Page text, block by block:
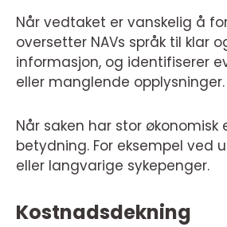
Når vedtaket er vanskelig å
oversetter NAVs språk til klar
informasjon, og identifiserer
eller manglende opplysninger.
Når saken har stor økonomisk
betydning. For eksempel ved
eller langvarige sykepenger.
Kostnadsdekning